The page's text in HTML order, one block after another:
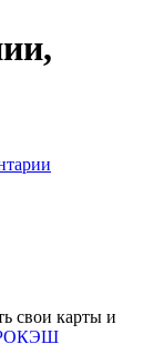
свои карты и